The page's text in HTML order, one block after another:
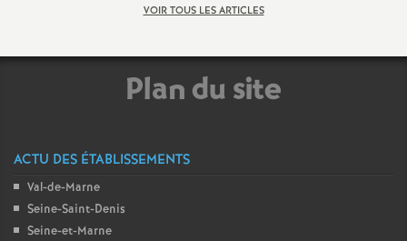
r
VOIR TOUS LES ARTICLES
Plan du site
ACTU DES ÉTABLISSEMENTS
Val-de-Marne
Seine-Saint-Denis
Seine-et-Marne